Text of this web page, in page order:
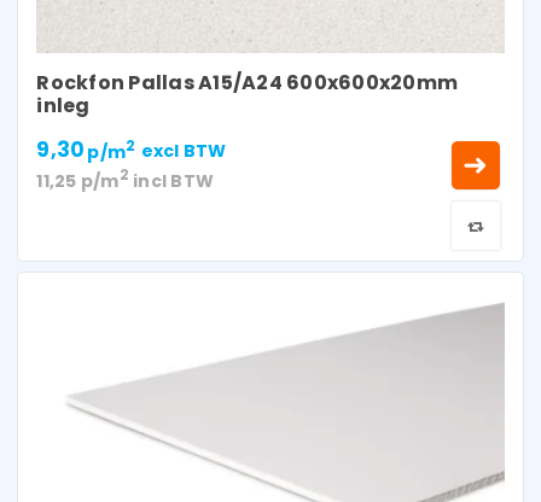
Rockfon Pallas A15/A24 600x600x20mm
inleg
9,30 p/m2 excl BTW
11,25 p/m2 incl BTW